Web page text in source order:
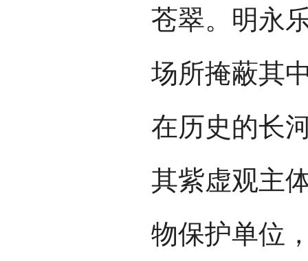
苍翠。明永
场所掩蔽其
在历史的长
其紫虚观主
物保护单位